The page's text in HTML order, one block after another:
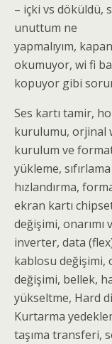
– içki vs döküldü,
unuttum ne
yapmalıyım,
okumuyor, wi fi
kopuyor gibi
Ses kartı tamir,
kurulumu, orjinal
kurulum ve
yükleme,
hızlandırma,
ekran kartı
değişimi, onarımı
inverter, data
kablosu değişimi,
değişimi, bellek,
yükseltme, Hard
Kurtarma
taşıma transferi,